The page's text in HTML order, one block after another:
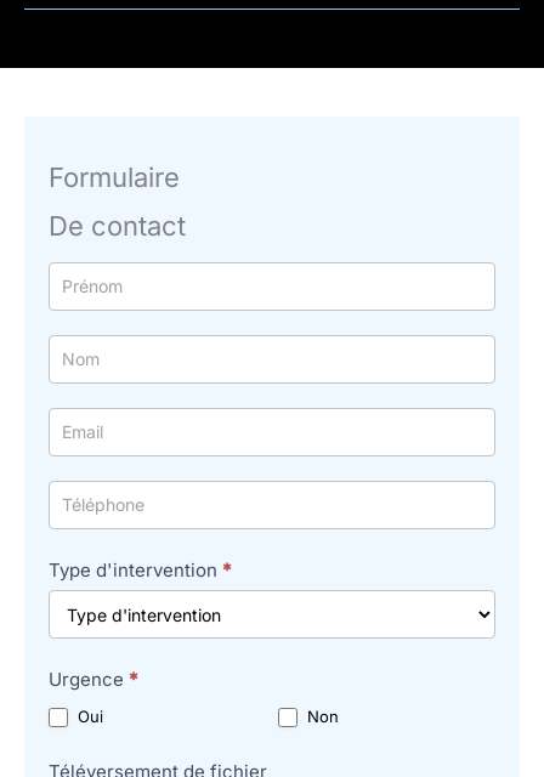
Formulaire
De contact
Formulaire
simple
avec
téléphone
Type d'intervention *
Urgence *
Oui Non
Téléversement de fichier